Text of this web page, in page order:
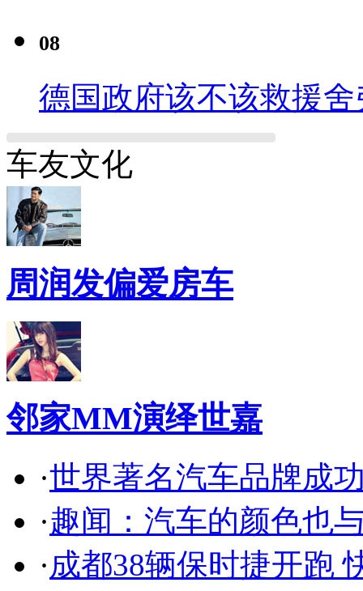
08
德国政府该不该救援舍
车友文化
周润发偏爱房车
邻家MM演绎世嘉
·世界著名汽车品牌成
·趣闻：汽车的颜色也
·成都38辆保时捷开跑